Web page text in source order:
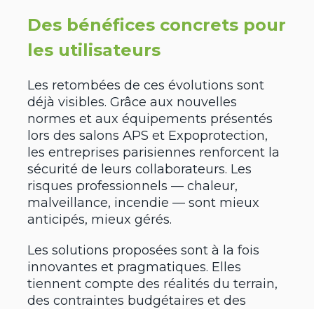
Des bénéfices concrets pour
les utilisateurs
Les retombées de ces évolutions sont
déjà visibles. Grâce aux nouvelles
normes et aux équipements présentés
lors des salons APS et Expoprotection,
les entreprises parisiennes renforcent la
sécurité de leurs collaborateurs. Les
risques professionnels — chaleur,
malveillance, incendie — sont mieux
anticipés, mieux gérés.
Les solutions proposées sont à la fois
innovantes et pragmatiques. Elles
tiennent compte des réalités du terrain,
des contraintes budgétaires et des